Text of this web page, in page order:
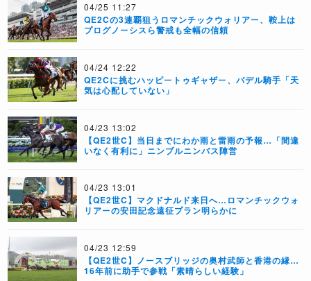
04/25 11:27
QE2Cの3連覇狙うロマンチックウォリアー、鞍上は
プログノーシスら警戒も全幅の信頼
04/24 12:22
QE2Cに挑むハッピートゥギャザー、バデル騎手「天
気は心配していない」
04/23 13:02
【QE2世C】当日までにわか雨と雷雨の予報…「間違
いなく有利に」ニンブルニンバス陣営
04/23 13:01
【QE2世C】マクドナルド来日へ…ロマンチックウォ
リアーの安田記念遠征プラン明らかに
04/23 12:59
【QE2世C】ノースブリッジの奥村武師と香港の縁…
16年前に助手で参戦「素晴らしい経験」